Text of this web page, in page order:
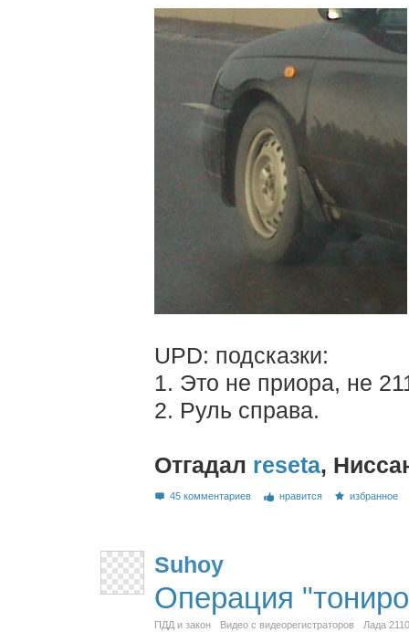
UPD: подсказки:
1. Это не приора, не
2. Руль справа.
Отгадал reseta,
45 комментариев нравится избранное
Suhoy
Операция
ПДД и закон Видео с видеорегистраторов Лада